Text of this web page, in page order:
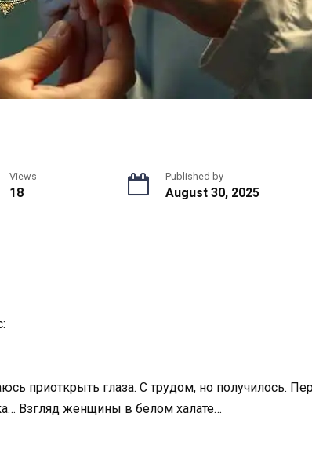
Views
18
Published by
August 30, 2025
приоткрыть глаза. С трудом, но получилось.
Взгляд женщины в белом халате…